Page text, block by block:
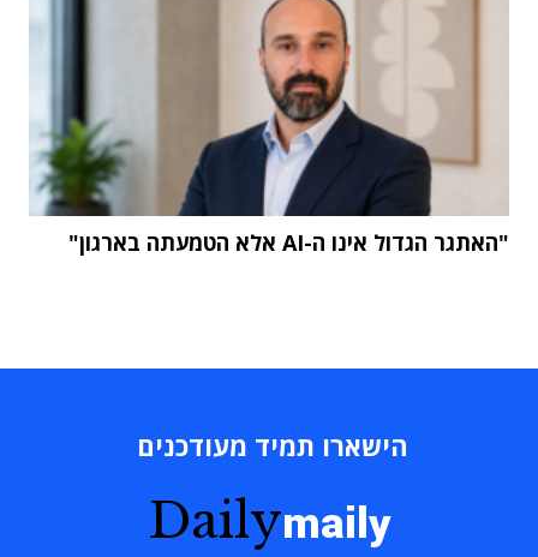
"האתגר הגדול אינו ה-AI אלא הטמעתה בארגון"
הישארו תמיד מעודכנים
Dailymaily